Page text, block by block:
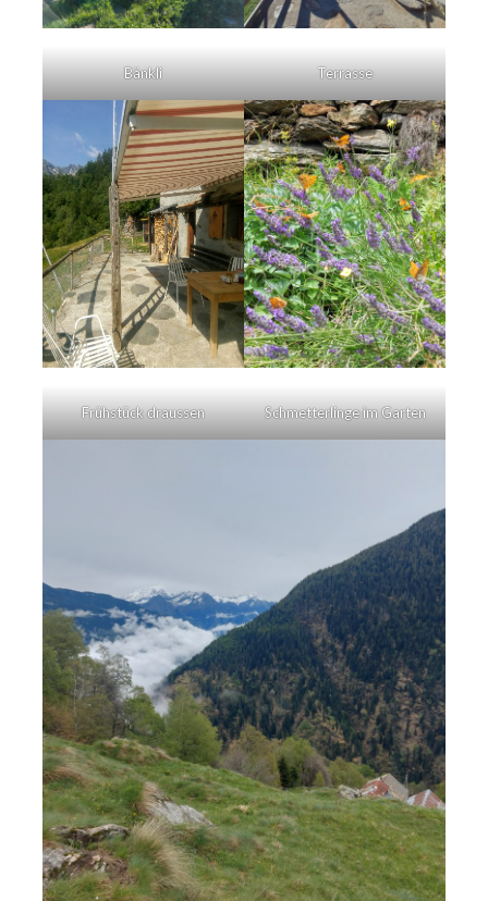
Bänkli Terrasse
Frühstück draussen Schmetterlinge im Garten